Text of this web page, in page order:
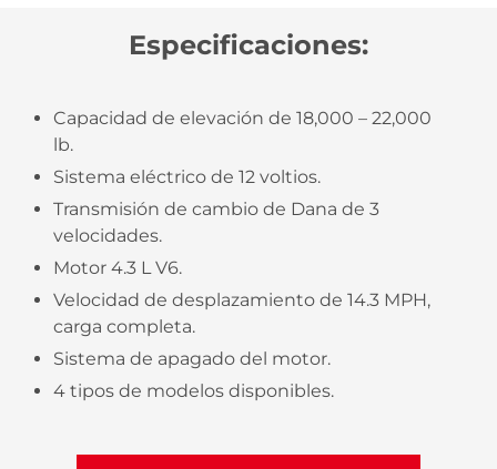
Especificaciones:
Capacidad de elevación de 18,000 – 22,000
lb.
Sistema eléctrico de 12 voltios.
Transmisión de cambio de Dana de 3
velocidades.
Motor 4.3 L V6.
Velocidad de desplazamiento de 14.3 MPH,
carga completa.
Sistema de apagado del motor.
4 tipos de modelos disponibles.